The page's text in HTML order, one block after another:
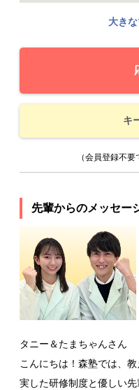
大き
キ
（会員登録不
先輩からのメッセー
タニー＆たまちゃんさん
こんにちは！森塾では、
実した研修制度と優しい